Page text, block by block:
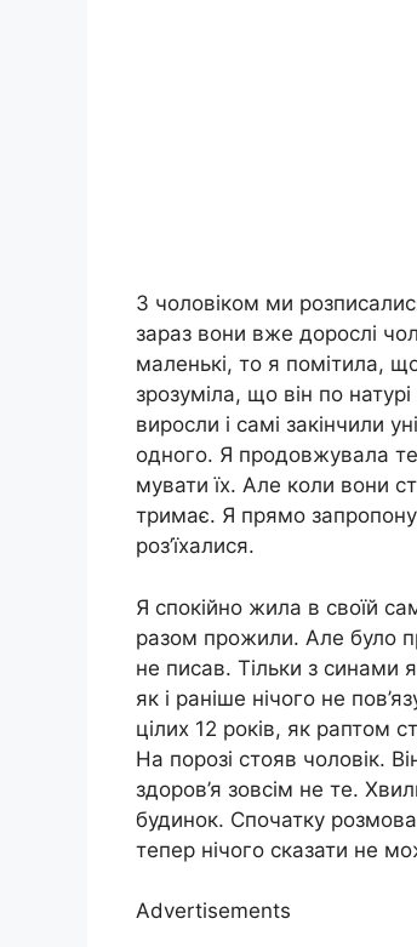
З чоловіком ми
зараз вони вже дорослі
маленькі, то я помітила,
зрозуміла, що він по
виросли і самі закінчили
одного. Я продовжувала
мувати їх. Але коли вони
тримає. Я прямо
роз’їхалися.
Я спокійно жила в своїй
разом прожили. Але було
не писав. Тільки з синами
як і раніше нічого не
цілих 12 років, як раптом
На порозі стояв чоловік.
здоров’я зовсім не те.
будинок. Спочатку
тепер нічого сказати не
Advertisements